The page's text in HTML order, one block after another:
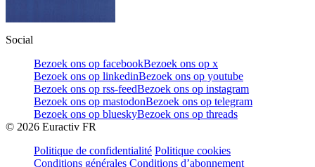
Social
Bezoek ons op facebookBezoek ons op x
Bezoek ons op linkedinBezoek ons op youtube
Bezoek ons op rss-feedBezoek ons op instagram
Bezoek ons op mastodonBezoek ons op telegram
Bezoek ons op blueskyBezoek ons op threads
© 2026 Euractiv FR
Politique de confidentialité Politique cookies
Conditions générales Conditions d’abonnement